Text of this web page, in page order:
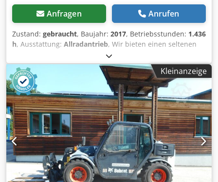
Anfragen Anrufen
Zustand: gebraucht, Baujahr: 2017, Betriebsstunden: 1.436
h, Ausstattung: Allradantrieb, Wir bieten einen seltenen
E85, keine Vermietung aus einem kleinem Baubetrieb
Klimaanlage * VERSTELLAUSLEGER mit ZANGE/FINGER *
hyd. Grabenräumschaufel optional lieferbar, vorrätig zum
fairen Aufpreis * aus kleinem Baubetrieb * deutsche
Ausführung * nur 1350 Betriebs-h * Gummiketten Djdpjzr
Avvefx Amrsck * große Inspektion in 2025 bei BOBCAT * 44
KW Diesel Motor Hersteller Yanmar * Verrohrung für
zusätzliche Anbauwerkzeuge * Schnellwechselvorrichtung
* Zusatzscheinwerfer * sehr gepflegter Zustand ----Wir
sind eine KFZ und Baumaschinen Meisterwerkstatt,
unverbindlichs Maschinenangebot, finanzierung,
Inzahlungnahme, Mietkauf von Fahrzeugen aller Art
möglich----
Kleinanzeige